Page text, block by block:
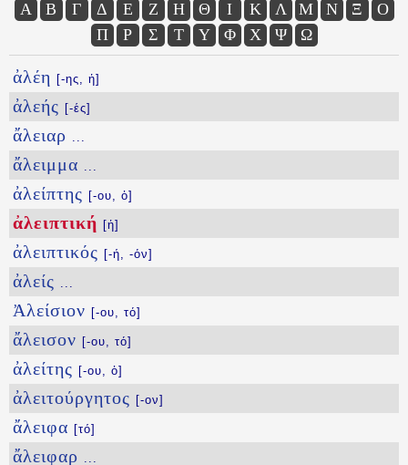
Α Β Γ Δ Ε Ζ Η Θ Ι Κ Λ Μ Ν Ξ
Ο
Π
Ρ Σ Τ Υ Φ Χ Ψ Ω
ἀλέη [-ης, ἡ]
ἀλεής [-ές]
ἄλειαρ ...
ἄλειμμα ...
ἀλείπτης [-ου, ὁ]
ἀλειπτική [ἡ]
ἀλειπτικός [-ή, -όν]
ἀλείς ...
Ἀλείσιον [-ου, τό]
ἄλεισον [-ου, τό]
ἀλείτης [-ου, ὁ]
ἀλειτούργητος [-ον]
ἄλειφα [τό]
ἄλειφαρ ...